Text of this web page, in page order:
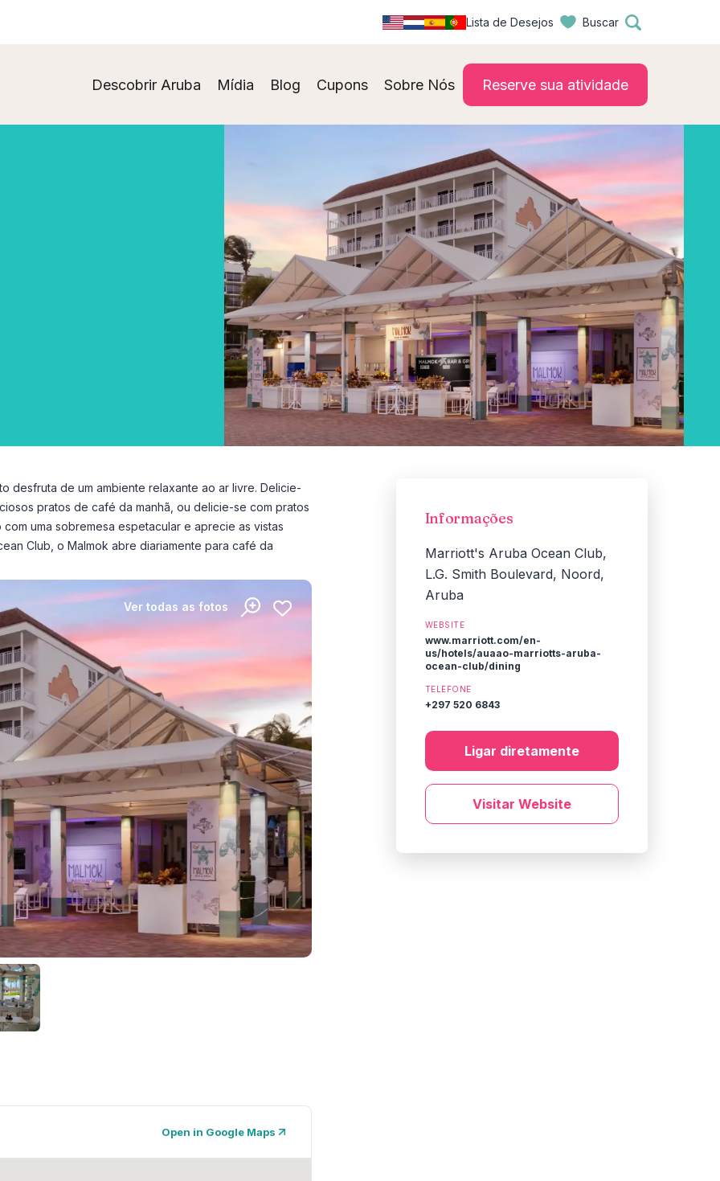
Lista de Desejos Buscar
Descobrir Aruba Mídia Blog Cupons Sobre Nós Reserve sua atividade
desfruta de um ambiente relaxante ao ar livre. Delicie-
pratos de café da manhã, ou delicie-se com pratos
uma sobremesa espetacular e aprecie as vistas
Club, o Malmok abre diariamente para café da
Ver todas as fotos
Open in Google Maps
Informações
Marriott's Aruba Ocean Club,
L.G. Smith Boulevard, Noord,
Aruba
WEBSITE
www.marriott.com/en-
us/hotels/auaao-marriotts-aruba-
ocean-club/dining
TELEFONE
+297 520 6843
Ligar diretamente
Visitar Website